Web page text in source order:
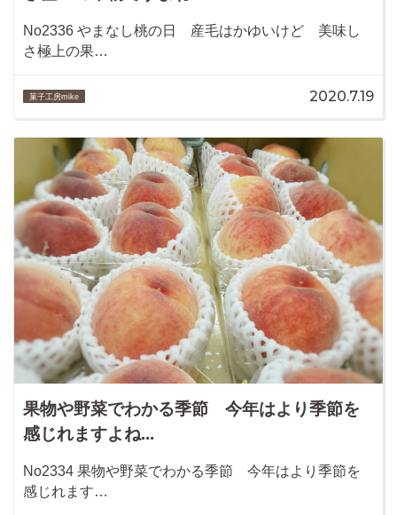
No2336 やまなし桃の日 産毛はかゆいけど 美味し
さ極上の果…
菓子工房mike 2020.7.19
果物や野菜でわかる季節 今年はより季節を
感じれますよね...
No2334 果物や野菜でわかる季節 今年はより季節を
感じれます…